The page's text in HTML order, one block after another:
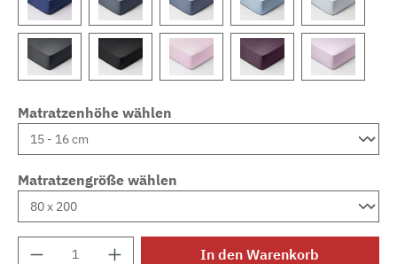
Matratzenhöhe wählen
Matratzengröße wählen
Produkt Anzahl: Gib den gewünschten
In den Warenkorb